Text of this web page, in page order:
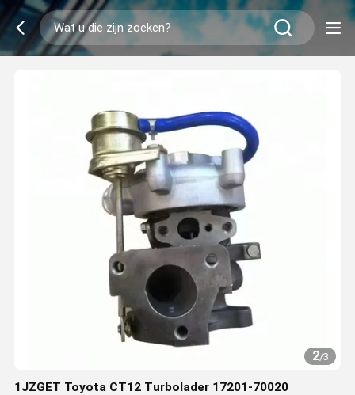
2/3
1JZGET Toyota CT12 Turbolader 17201-70020